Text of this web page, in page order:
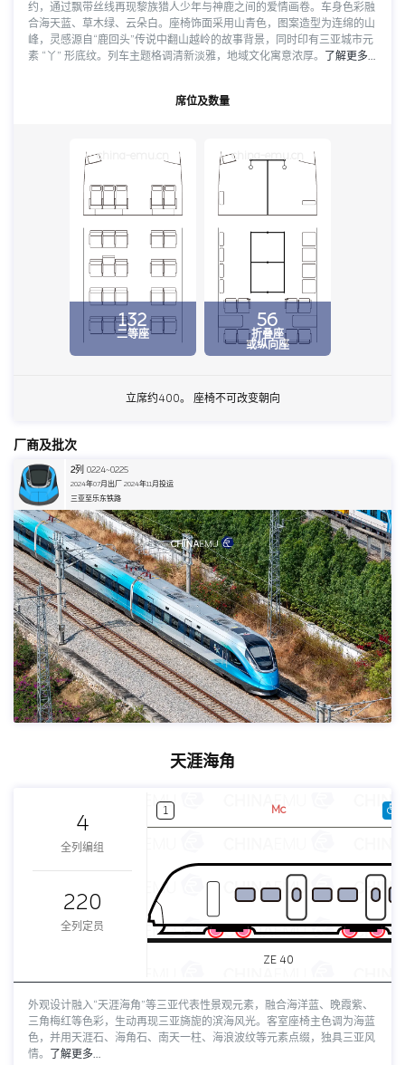
约，通过飘带丝线再现黎族猎人少年与神鹿之间的爱情画卷。车身色彩融
合海天蓝、草木绿、云朵白。座椅饰面采用山青色，图案造型为连绵的山
峰，灵感源自“鹿回头”传说中翻山越岭的故事背景，同时印有三亚城市元
素 “丫” 形底纹。列车主题格调清新淡雅，地域文化寓意浓厚。
了解更多…
席位及数量
132
二等座
china-emu.cn
56
折叠座
或纵向座
china-emu.cn
立席约400。 座椅不可改变朝向
厂商及批次
2列 0224~0225
2024年07月出厂 2024年11月投运
三亚至乐东铁路
天涯海角
4
全列编组
220
全列定员
1 Mc
ZE 40
外观设计融入“天涯海角”等三亚代表性景观元素，融合海洋蓝、晚霞紫、
三角梅红等色彩，生动再现三亚旖旎的滨海风光。客室座椅主色调为海蓝
色，并用天涯石、海角石、南天一柱、海浪波纹等元素点缀，独具三亚风
情。
了解更多…